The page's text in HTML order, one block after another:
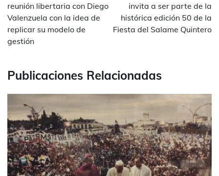
entradas
reunión libertaria con Diego
Valenzuela con la idea de
replicar su modelo de
gestión
invita a ser parte de la
histórica edición 50 de la
Fiesta del Salame Quintero
Publicaciones Relacionadas